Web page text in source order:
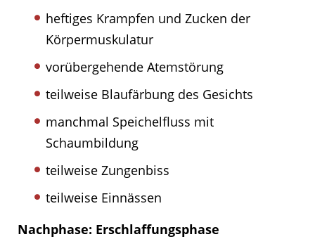
heftiges Krampfen und Zucken der
Körpermuskulatur
vorübergehende Atemstörung
teilweise Blaufärbung des Gesichts
manchmal Speichelfluss mit
Schaumbildung
teilweise Zungenbiss
teilweise Einnässen
Nachphase: Erschlaffungsphase